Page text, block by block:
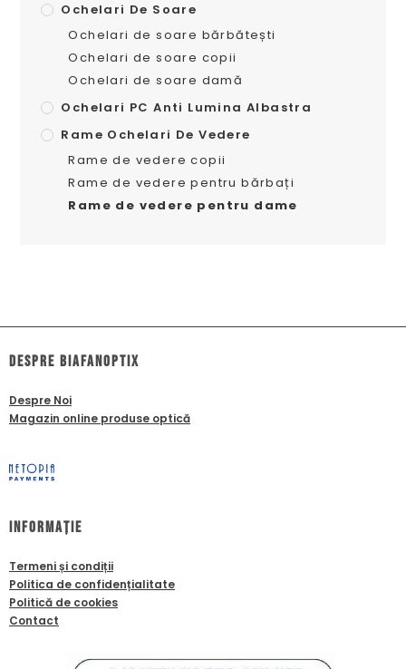
Ochelari De Soare
Ochelari de soare bărbătești
Ochelari de soare copii
Ochelari de soare damă
Ochelari PC Anti Lumina Albastra
Rame Ochelari De Vedere
Rame de vedere copii
Rame de vedere pentru bărbați
Rame de vedere pentru dame
dESPRE biafanoptix
Despre Noi
Magazin online produse optică
Informație
Termeni și condiții
Politica de confidențialitate
Politică de cookies
Contact